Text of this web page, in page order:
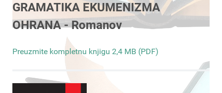
GRAMATIKA EKUMENIZMA
OHRANA - Romanov
Preuzmite kompletnu knjigu 2,4 MB (PDF)